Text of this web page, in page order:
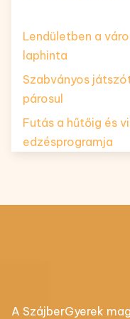
Lendületben a
laphinta
Szabványos
párosul
Futás a hűtőig és
edzésprogramja
A SzájberGyerek